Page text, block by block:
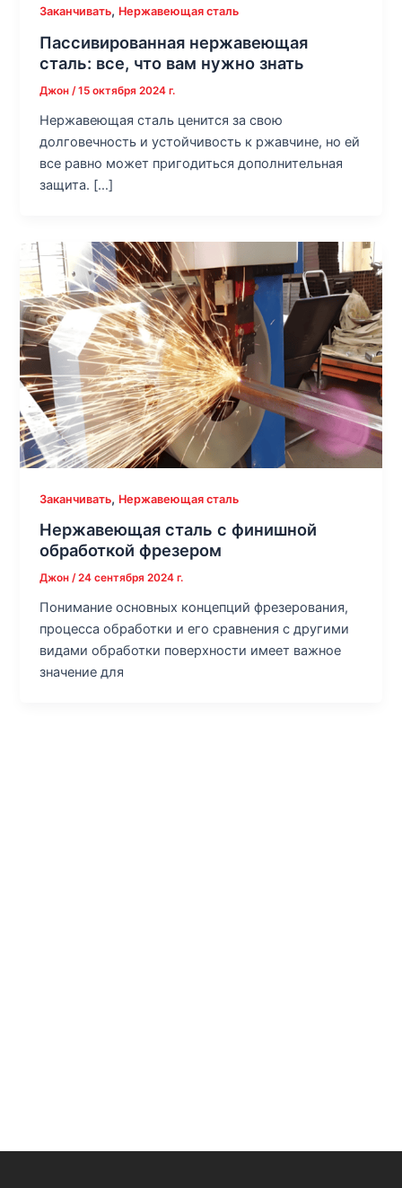
Заканчивать, Нержавеющая сталь
Пассивированная нержавеющая
сталь: все, что вам нужно знать
Джон/15 октября 2024 г.
Нержавеющая сталь ценится за свою
долговечность и устойчивость к ржавчине, но ей
все равно может пригодиться дополнительная
защита. […]
Заканчивать, Нержавеющая сталь
Нержавеющая сталь с финишной
обработкой фрезером
Джон/24 сентября 2024 г.
Понимание основных концепций фрезерования,
процесса обработки и его сравнения с другими
видами обработки поверхности имеет важное
значение для